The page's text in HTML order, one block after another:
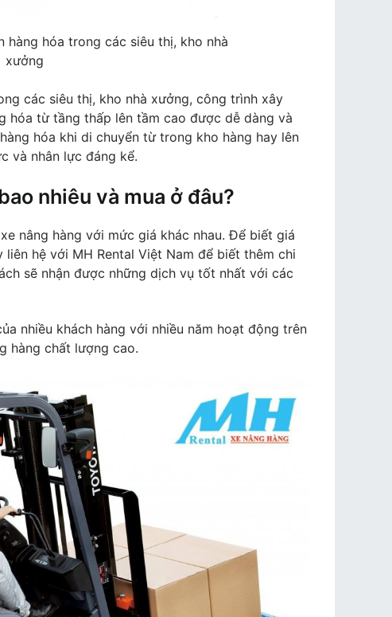
hàng hóa trong các siêu thị, kho nhà
xưởng
các siêu thị, kho nhà xưởng, công trình xây
hóa từ tầng thấp lên tầm cao được dễ dàng và
hóa khi di chuyển từ trong kho hàng hay lên
và nhân lực đáng kể.
nhiêu và mua ở đâu?
nâng hàng với mức giá khác nhau. Để biết giá
hệ với MH Rental Việt Nam để biết thêm chi
sẽ nhận được những dịch vụ tốt nhất với các
nhiều khách hàng với nhiều năm hoạt động trên
hàng chất lượng cao.